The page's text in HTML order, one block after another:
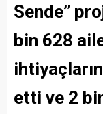
Sende”
bin 628
etti ve 2